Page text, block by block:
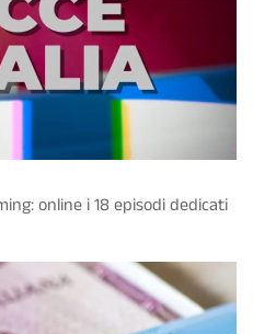
online i 18 episodi dedicati